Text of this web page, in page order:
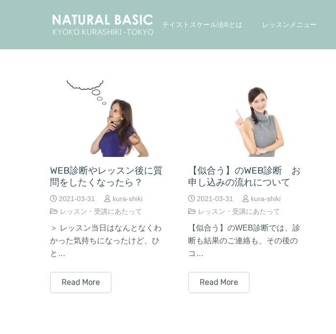
テイストスケール法®とは レッスンメニュー
WEB診断やレッスン後に質
問をしたくなったら？
2021-03-31
kura-shiki
レッスン・受講にあたって
＞ レッスン当日はなんとなくわ
かった気持ちになったけど、ひ
と…
Read More
【似合う】のWEB診断 お
申し込みの流れについて
2021-03-31
kura-shiki
レッスン・受講にあたって
【似合う】のWEB診断では、診
断も結果のご連絡も、その後の
コ…
Read More